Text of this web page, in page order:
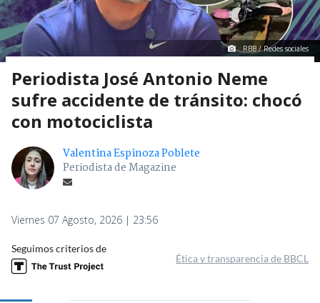
RBB / Redes sociales
Periodista José Antonio Neme
sufre accidente de tránsito: chocó
con motociclista
Valentina Espinoza Poblete
Periodista de Magazine
Viernes 07 Agosto, 2026 | 23:56
Seguimos criterios de
Ética y transparencia de BBCL